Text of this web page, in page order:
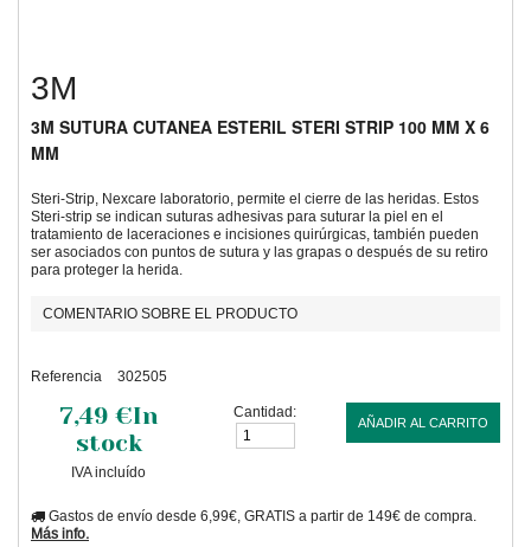
3M
3M SUTURA CUTANEA ESTERIL STERI STRIP 100 MM X 6
MM
Steri-Strip, Nexcare laboratorio, permite el cierre de las heridas. Estos
Steri-strip se indican suturas adhesivas para suturar la piel en el
tratamiento de laceraciones e incisiones quirúrgicas, también pueden
ser asociados con puntos de sutura y las grapas o después de su retiro
para proteger la herida.
COMENTARIO SOBRE EL PRODUCTO
Referencia 302505
7,49 €In
stock
IVA incluído
Cantidad:
AÑADIR AL CARRITO
Gastos de envío desde 6,99€, GRATIS a partir de 149€ de compra.
Más info.